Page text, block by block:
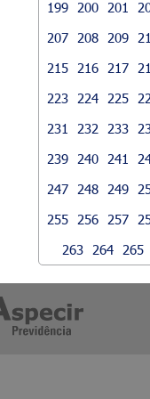
199
200 201
207
208 209
215
216 217
223
224 225
231
232 233
239
240 241
247
248 249
255
256 257
263
264 265